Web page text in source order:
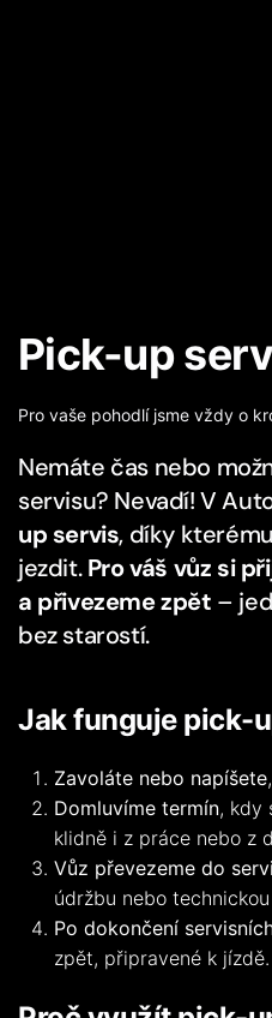
Pick-up
Pro vaše pohodlí jsme vždy o
Nemáte čas nebo
servisu? Nevadí! V
up servis, díky
jezdit.Pro váš vůz si
a přivezeme zpět –
bez starostí.
Jak funguje pick-
Zavoláte nebo napíšete
Domluvíme termín, kdy
klidně i z práce nebo z
Vůz převezeme do
údržbu nebo
Po dokončení
zpět, připravené k jízdě.